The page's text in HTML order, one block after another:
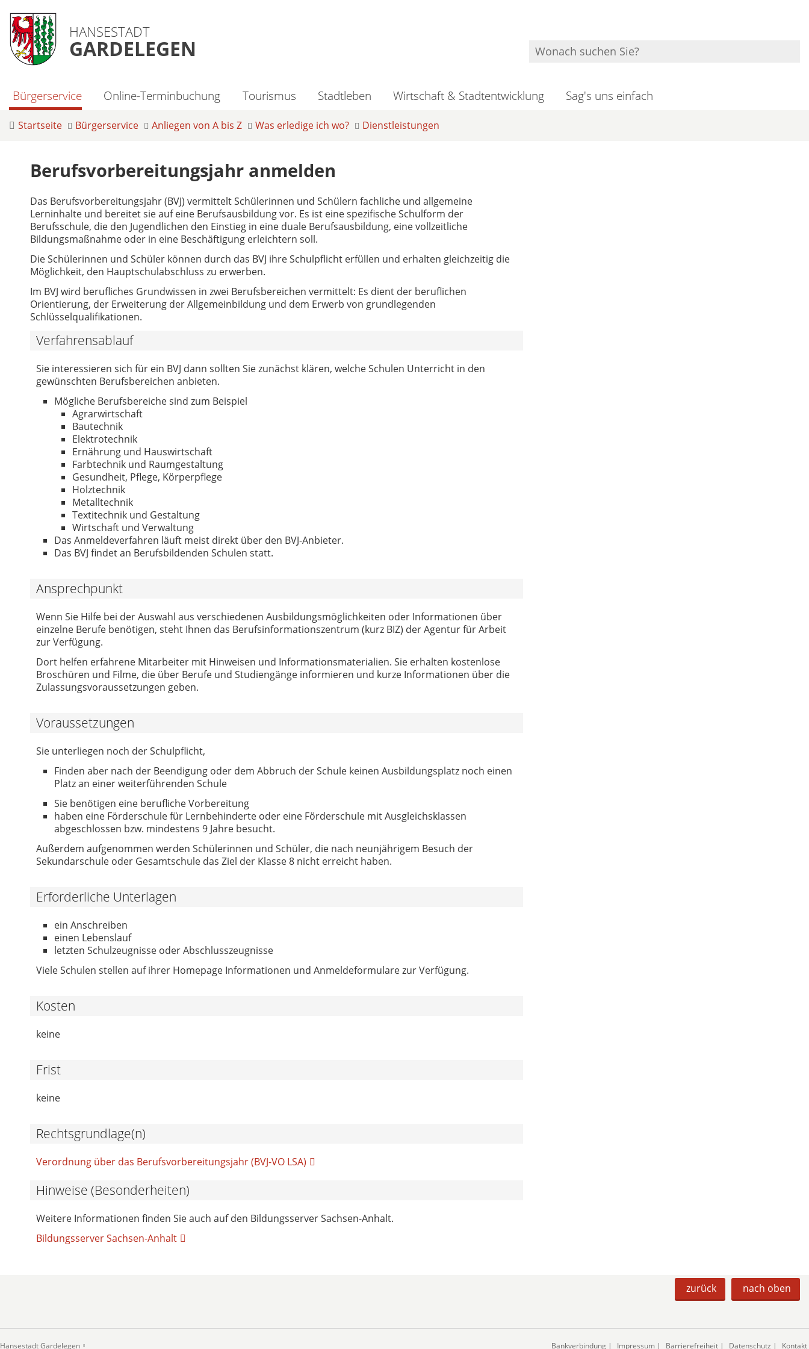
HANSESTADT
GARDELEGEN
Bürgerservice Online-Terminbuchung Tourismus Stadtleben Wirtschaft & Stadtentwicklung Sag's uns einfach
Startseite Bürgerservice Anliegen von A bis Z Was erledige ich wo? Dienstleistungen
Berufsvorbereitungsjahr anmelden
Das Berufsvorbereitungsjahr (BVJ) vermittelt Schülerinnen und Schülern fachliche und allgemeine
Lerninhalte und bereitet sie auf eine Berufsausbildung vor. Es ist eine spezifische Schulform der
Berufsschule, die den Jugendlichen den Einstieg in eine duale Berufsausbildung, eine vollzeitliche
Bildungsmaßnahme oder in eine Beschäftigung erleichtern soll.
Die Schülerinnen und Schüler können durch das BVJ ihre Schulpflicht erfüllen und erhalten gleichzeitig die
Möglichkeit, den Hauptschulabschluss zu erwerben.
Im BVJ wird berufliches Grundwissen in zwei Berufsbereichen vermittelt: Es dient der beruflichen
Orientierung, der Erweiterung der Allgemeinbildung und dem Erwerb von grundlegenden
Schlüsselqualifikationen.
Verfahrensablauf
Sie interessieren sich für ein BVJ dann sollten Sie zunächst klären, welche Schulen Unterricht in den
gewünschten Berufsbereichen anbieten.
Mögliche Berufsbereiche sind zum Beispiel
Agrarwirtschaft
Bautechnik
Elektrotechnik
Ernährung und Hauswirtschaft
Farbtechnik und Raumgestaltung
Gesundheit, Pflege, Körperpflege
Holztechnik
Metalltechnik
Textitechnik und Gestaltung
Wirtschaft und Verwaltung
Das Anmeldeverfahren läuft meist direkt über den BVJ-Anbieter.
Das BVJ findet an Berufsbildenden Schulen statt.
Ansprechpunkt
Wenn Sie Hilfe bei der Auswahl aus verschiedenen Ausbildungsmöglichkeiten oder Informationen über
einzelne Berufe benötigen, steht Ihnen das Berufsinformationszentrum (kurz BIZ) der Agentur für Arbeit
zur Verfügung.
Dort helfen erfahrene Mitarbeiter mit Hinweisen und Informationsmaterialien. Sie erhalten kostenlose
Broschüren und Filme, die über Berufe und Studiengänge informieren und kurze Informationen über die
Zulassungsvoraussetzungen geben.
Voraussetzungen
Sie unterliegen noch der Schulpflicht,
Finden aber nach der Beendigung oder dem Abbruch der Schule keinen Ausbildungsplatz noch einen
Platz an einer weiterführenden Schule
Sie benötigen eine berufliche Vorbereitung
haben eine Förderschule für Lernbehinderte oder eine Förderschule mit Ausgleichsklassen
abgeschlossen bzw. mindestens 9 Jahre besucht.
Außerdem aufgenommen werden Schülerinnen und Schüler, die nach neunjährigem Besuch der
Sekundarschule oder Gesamtschule das Ziel der Klasse 8 nicht erreicht haben.
Erforderliche Unterlagen
ein Anschreiben
einen Lebenslauf
letzten Schulzeugnisse oder Abschlusszeugnisse
Viele Schulen stellen auf ihrer Homepage Informationen und Anmeldeformulare zur Verfügung.
Kosten
keine
Frist
keine
Rechtsgrundlage(n)
Verordnung über das Berufsvorbereitungsjahr (BVJ-VO LSA)
Hinweise (Besonderheiten)
Weitere Informationen finden Sie auch auf den Bildungsserver Sachsen-Anhalt.
Bildungsserver Sachsen-Anhalt
zurück nach oben
Hansestadt Gardelegen Bankverbindung| Impressum| Barrierefreiheit| Datenschutz | Kontakt